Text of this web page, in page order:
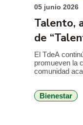
05 junio 2026
Talento,
de
El TdeA
promueven la
comunidad
de expresión,
Bienestar